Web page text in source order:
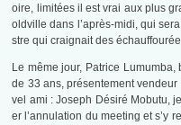
oire, limitées il est vrai aux plus
oldville dans l’après-midi, qui
stre qui craignait des
Le même jour, Patrice
de 33 ans, présentement
vel ami : Joseph Désiré Mobutu,
er l’annulation du meeting et s’y